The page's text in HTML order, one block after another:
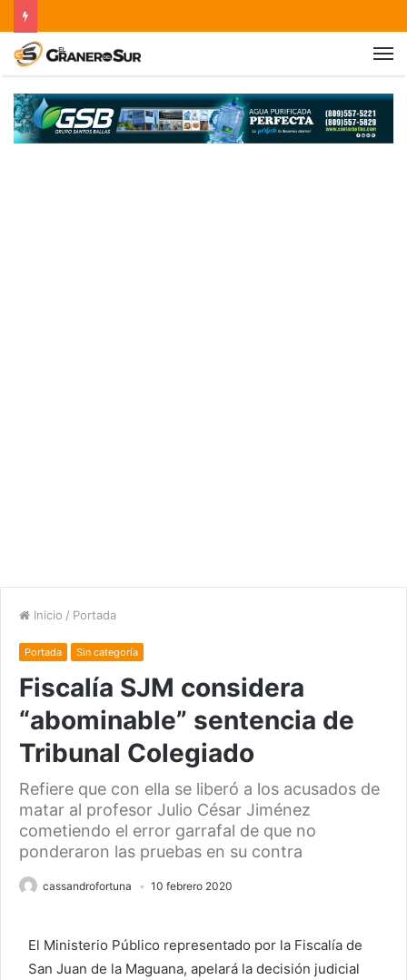
Inicio / Portada
Portada Sin categoría
Fiscalía SJM considera
“abominable” sentencia de
Tribunal Colegiado
Refiere que con ella se liberó a los acusados de
matar al profesor Julio César Jiménez
cometiendo el error garrafal de que no
ponderaron las pruebas en su contra
cassandrofortuna 10 febrero 2020
El Ministerio Público representado por la Fiscalía de
San Juan de la Maguana, apelará la decisión judicial